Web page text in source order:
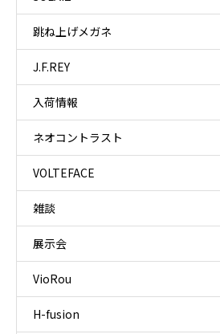
跳ね上げメガネ
J.F.REY
入荷情報
ネオコントラスト
VOLTEFACE
雑談
展示会
VioRou
H-fusion